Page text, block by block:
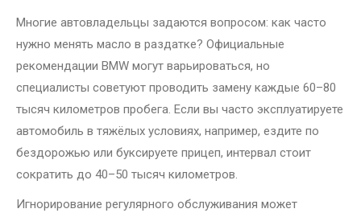
Многие автовладельцы задаются вопросом: как часто
нужно менять масло в раздатке? Официальные
рекомендации BMW могут варьироваться, но
специалисты советуют проводить замену каждые 60–80
тысяч километров пробега. Если вы часто эксплуатируете
автомобиль в тяжёлых условиях, например, ездите по
бездорожью или буксируете прицеп, интервал стоит
сократить до 40–50 тысяч километров.
Игнорирование регулярного обслуживания может